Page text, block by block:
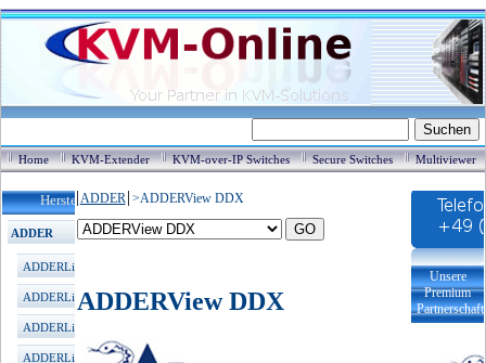
Home KVM-Extender KVM-over-IP Switches Secure Switches Multiviewer
Hersteller / Produkte
ADDER
ADDERLink KVM Extender
ADDERLink XDIP HDMI
ADDERLink XD522 DP(2K)
ADDERLink XD600 DP(4K)
ADDER >ADDERView DDX
ADDERView DDX
Unsere
Premium